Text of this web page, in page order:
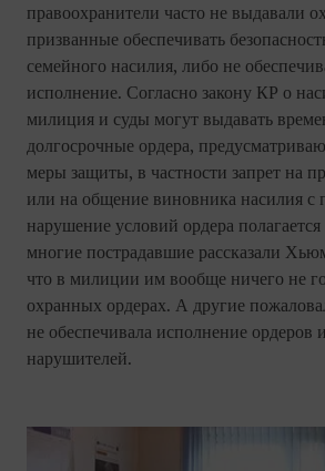
правоохранители часто не выдавали
призванные обеспечивать
семейного насилия, либо не
исполнение. Согласно закону КР о
милиция и суды могут выдавать
долгосрочные ордера,
меры защиты, в частности запрет на
или на общение виновника насилия с
нарушение условий ордера
многие пострадавшие рассказали
что в милиции им вообще ничего не
охранных ордерах. А другие
не обеспечивала исполнение ордеров
нарушителей.